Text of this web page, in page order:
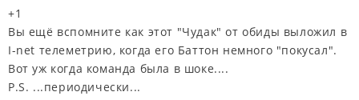
+1
Вы ещё вспомните как этот "Чудак" от обиды выложил в
I-net телеметрию, когда его Баттон немного "покусал".
Вот уж когда команда была в шоке....
P.S. ...периодически...